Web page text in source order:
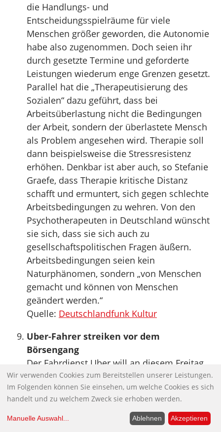
die Handlungs- und
Entscheidungsspielräume für viele
Menschen größer geworden, die Autonomie
habe also zugenommen. Doch seien ihr
durch gesetzte Termine und geforderte
Leistungen wiederum enge Grenzen gesetzt.
Parallel hat die „Therapeutisierung des
Sozialen“ dazu geführt, dass bei
Arbeitsüberlastung nicht die Bedingungen
der Arbeit, sondern der überlastete Mensch
als Problem angesehen wird. Therapie soll
dann beispielsweise die Stressresistenz
erhöhen. Denkbar ist aber auch, so Stefanie
Graefe, dass Therapie kritische Distanz
schafft und ermuntert, sich gegen schlechte
Arbeitsbedingungen zu wehren. Von den
Psychotherapeuten in Deutschland wünscht
sie sich, dass sie sich auch zu
gesellschaftspolitischen Fragen äußern.
Arbeitsbedingungen seien kein
Naturphänomen, sondern „von Menschen
gemacht und können von Menschen
geändert werden.“
Quelle: Deutschlandfunk Kultur
Uber-Fahrer streiken vor dem
Börsengang
Der Fahrdienst Uber will an diesem Freitag
an die Börse gehen. Mit Blick auf dieses
Ereignis haben Fahrer, die für das
Unternehmen im Einsatz sind, am Mittwoch
in einer Reihe von Städten zum Teil mehrere
Wir verwenden Cookies zum Bereitstellen unserer Leistungen.
Im Folgenden können Sie einsehen, um welche Cookies es sich
handelt und zu welchem Zweck sie erhoben werden.
Manuelle Auswahl... Ablehnen Akzeptieren